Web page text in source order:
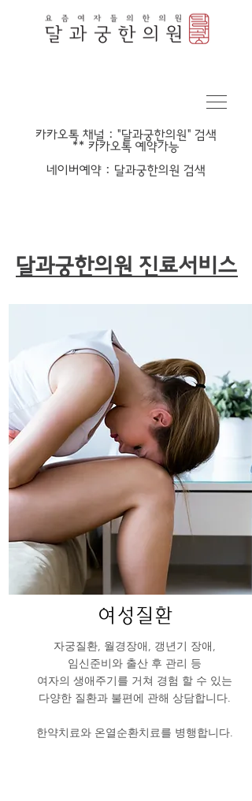
​카카오톡 채널 : "달과궁한의원" 검색
​** 카카오톡 예약가능
​네이버예약 : 달과궁한의원 검색
달과궁한의원 진료서비스
여성질환
자궁질환, 월경장애, 갱년기 장애,
임신준비와 출산 후 관리 등
​여자의 생애주기를 거쳐 경험 할 수 있는
다양한 질환과 불편에 관해 상담합니다.
​한약치료와 온열순환치료를 병행합니다.